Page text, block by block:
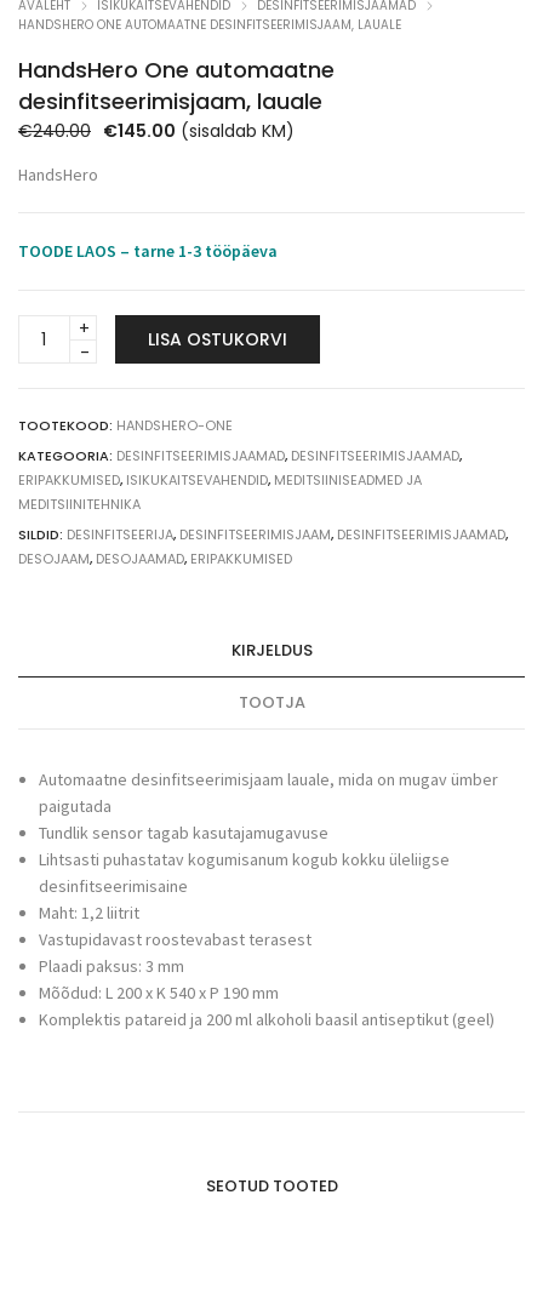
AVALEHT ISIKUKAITSEVAHENDID
DESINFITSEERIMISJAAMAD
HANDSHERO ONE AUTOMAATNE DESINFITSEERIMISJAAM, LAUALE
HandsHero One automaatne
desinfitseerimisjaam, lauale
€240.00 Algne
€145.00 Praegune
(sisaldab KM)
HandsHero
TOODE LAOS – tarne 1-3 tööpäeva
HandsHero
One
lauale
quantity
LISA OSTUKORVI
TOOTEKOOD: HANDSHERO-ONE
KATEGOORIA: DESINFITSEERIMISJAAMAD, DESINFITSEERIMISJAAMAD,
ERIPAKKUMISED, ISIKUKAITSEVAHENDID, MEDITSIINISEADMED JA
MEDITSIINITEHNIKA
SILDID: DESINFITSEERIJA, DESINFITSEERIMISJAAM, DESINFITSEERIMISJAAMAD,
DESOJAAM, DESOJAAMAD, ERIPAKKUMISED
KIRJELDUS
TOOTJA
Automaatne desinfitseerimisjaam lauale, mida on mugav ümber
paigutada
Tundlik sensor tagab kasutajamugavuse
Lihtsasti puhastatav kogumisanum kogub kokku üleliigse
desinfitseerimisaine
Maht: 1,2 liitrit
Vastupidavast roostevabast terasest
Plaadi paksus: 3 mm
Mõõdud: L 200 x K 540 x P 190 mm
Komplektis patareid ja 200 ml alkoholi baasil antiseptikut (geel)
SEOTUD TOOTED